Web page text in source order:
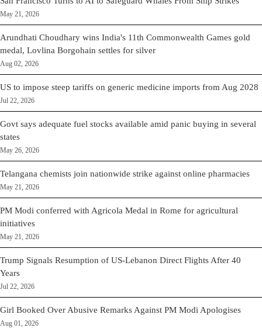
May 21, 2026
Arundhati Choudhary wins India's 11th Commonwealth Games gold
medal, Lovlina Borgohain settles for silver
Aug 02, 2026
US to impose steep tariffs on generic medicine imports from Aug 2028
Jul 22, 2026
Govt says adequate fuel stocks available amid panic buying in several
states
May 26, 2026
Telangana chemists join nationwide strike against online pharmacies
May 21, 2026
PM Modi conferred with Agricola Medal in Rome for agricultural
initiatives
May 21, 2026
Trump Signals Resumption of US-Lebanon Direct Flights After 40
Years
Jul 22, 2026
Girl Booked Over Abusive Remarks Against PM Modi Apologises
Aug 01, 2026